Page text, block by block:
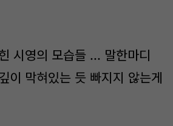
시영의 모습들 ... 말한마디
이 막혀있는 듯 빠지지 않는게